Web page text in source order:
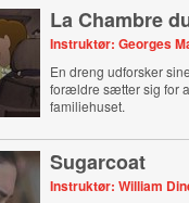
La Chambre
Instruktør: Georges
En dreng udforsker
forældre sætter sig for
familiehuset.
Sugarcoat
Instruktør: William